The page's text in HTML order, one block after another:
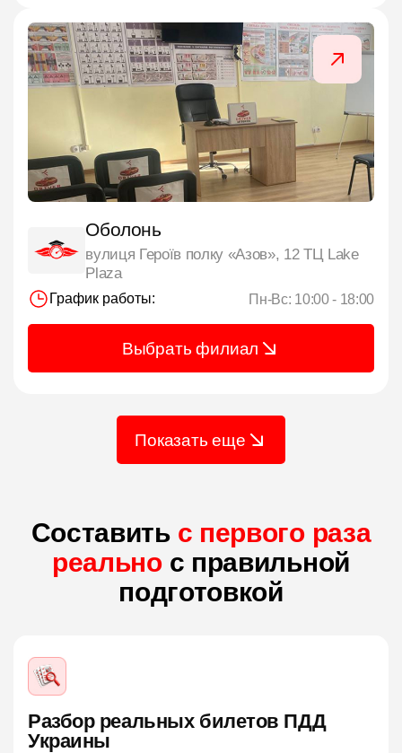
Оболонь
вулиця Героїв полку «Азов», 12 ТЦ Lake
Plaza
График работы: Пн-Вс: 10:00 - 18:00
Выбрать филиал
Показать еще
Составить с первого раза
реальнос правильной
подготовкой
Разбор реальных билетов ПДД
Украины